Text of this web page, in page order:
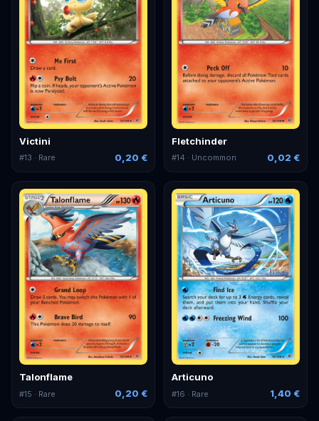
Victini
#13 · Rare 0,20 €
Fletchinder
#14 · Uncommon 0,02 €
Talonflame
#15 · Rare 0,20 €
Articuno
#16 · Rare 1,40 €